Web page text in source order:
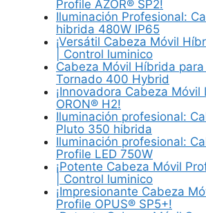
Profile AZOR® SP2!
Iluminación Profesional:
hibrida 480W IP65
¡Versátil Cabeza Móvil
| Control luminico
Cabeza Móvil Híbrida
Tornado 400 Hybrid
¡Innovadora Cabeza
ORON® H2!
Iluminación profesional:
Pluto 350 hibrida
Iluminación profesional:
Profile LED 750W
¡Potente Cabeza Móvil
| Control luminico
¡Impresionante Cabeza
Profile OPUS® SP5+!